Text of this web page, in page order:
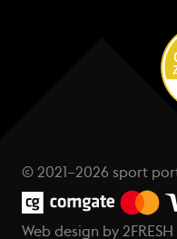
© 2021–2026 sport
Web design by 2FRESH